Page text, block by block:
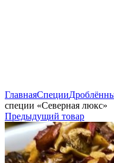
ГлавнаяСпеции
специи «Северная люкс»
Предыдущий товар